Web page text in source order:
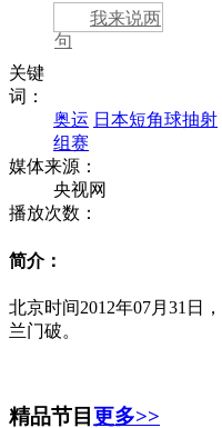
我来说两
句
关键
词：
奥运 日本短角球抽射
组赛
媒体来源：
央视网
播放次数：
简介：
北京时间2012年07月31日
兰门破。
精品节目 更多>>